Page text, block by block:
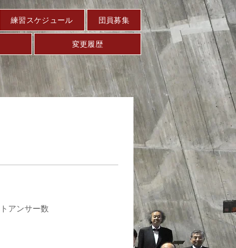
練習スケジュール 団員募集
変更履歴
アンサー数